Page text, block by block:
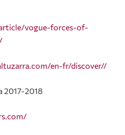
vogue-forces-of-
en-fr/discover//
2017-2018